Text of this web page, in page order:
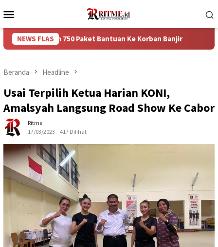
ke
Mobile
NEWS FLAS
750 Paket Bantuan Ke Korban Banjir Puncak Arus
Beranda Headline
Usai Terpilih Ketua Harian KONI,
Amalsyah Langsung Road Show Ke Cabor
Ritme
17/03/2023
417 Dilihat